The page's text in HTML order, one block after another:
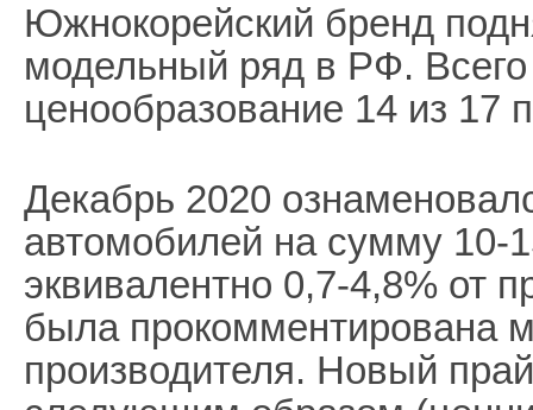
Южнокорейский бренд
модельный ряд в РФ.
ценообразование 14 из 17
Декабрь 2020
автомобилей на сумму 10-
эквивалентно 0,7-4,8% от
была прокомментирована
производителя. Новый